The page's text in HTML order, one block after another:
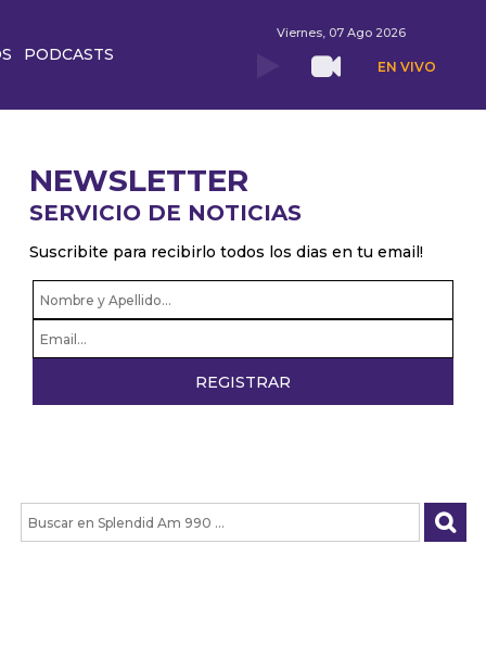
PODCASTS
Viernes, 07 Ago 2026
EN VIVO
NEWSLETTER
SERVICIO DE NOTICIAS
Suscribite para recibirlo todos los dias en tu email!